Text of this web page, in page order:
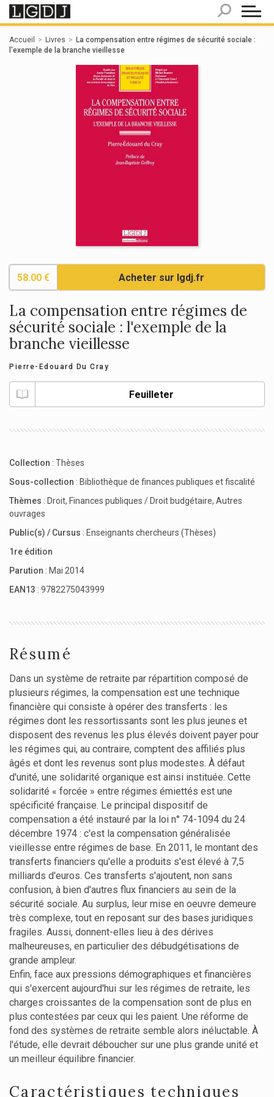
Accueil Livres
La compensation entre régimes de sécurité sociale :
l'exemple de la branche vieillesse
58.00 € Acheter sur lgdj.fr
La compensation entre régimes de
sécurité sociale : l'exemple de la
branche vieillesse
Pierre-Edouard Du Cray
Feuilleter
Collection : Thèses
Sous-collection : Bibliothèque de finances publiques et fiscalité
Thèmes : Droit, Finances publiques / Droit budgétaire, Autres
ouvrages
Public(s) / Cursus : Enseignants chercheurs (Thèses)
1re édition
Parution : Mai 2014
EAN13 : 9782275043999
Résumé
Dans un système de retraite par répartition composé de
plusieurs régimes, la compensation est une technique
financière qui consiste à opérer des transferts : les
régimes dont les ressortissants sont les plus jeunes et
disposent des revenus les plus élevés doivent payer pour
les régimes qui, au contraire, comptent des affiliés plus
âgés et dont les revenus sont plus modestes. À défaut
d'unité, une solidarité organique est ainsi instituée. Cette
solidarité « forcée » entre régimes émiettés est une
spécificité française. Le principal dispositif de
compensation a été instauré par la loi n° 74-1094 du 24
décembre 1974 : c'est la compensation généralisée
vieillesse entre régimes de base. En 2011, le montant des
transferts financiers qu'elle a produits s'est élevé à 7,5
milliards d'euros. Ces transferts s'ajoutent, non sans
confusion, à bien d'autres flux financiers au sein de la
sécurité sociale. Au surplus, leur mise en oeuvre demeure
très complexe, tout en reposant sur des bases juridiques
fragiles. Aussi, donnent-elles lieu à des dérives
malheureuses, en particulier des débudgétisations de
grande ampleur.
Enfin, face aux pressions démographiques et financières
qui s'exercent aujourd'hui sur les régimes de retraite, les
charges croissantes de la compensation sont de plus en
plus contestées par ceux qui les paient. Une réforme de
fond des systèmes de retraite semble alors inéluctable. À
l'étude, elle devrait déboucher sur une plus grande unité et
un meilleur équilibre financier.
Caractéristiques techniques
Panneau de gestion des cookies